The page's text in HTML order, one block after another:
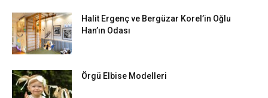
Halit Ergenç ve Bergüzar Korel’in Oğlu
Han’ın Odası
Örgü Elbise Modelleri